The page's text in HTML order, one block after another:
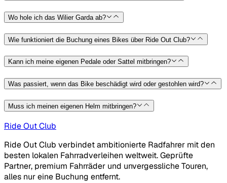
Wo hole ich das Wilier Garda ab?
Wie funktioniert die Buchung eines Bikes über Ride Out Club?
Kann ich meine eigenen Pedale oder Sattel mitbringen?
Was passiert, wenn das Bike beschädigt wird oder gestohlen wird?
Muss ich meinen eigenen Helm mitbringen?
Ride Out Club
Ride Out Club verbindet ambitionierte Radfahrer mit den
besten lokalen Fahrradverleihen weltweit. Geprüfte
Partner, premium Fahrräder und unvergessliche Touren,
alles nur eine Buchung entfernt.